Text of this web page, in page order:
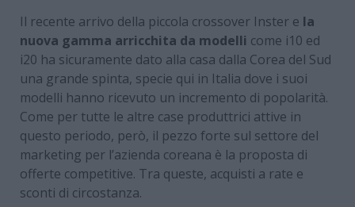
Il recente arrivo della piccola crossover Inster e la
nuova gamma arricchita da modelli come i10 ed
i20 ha sicuramente dato alla casa dalla Corea del Sud
una grande spinta, specie qui in Italia dove i suoi
modelli hanno ricevuto un incremento di popolarità.
Come per tutte le altre case produttrici attive in
questo periodo, però, il pezzo forte sul settore del
marketing per l’azienda coreana è la proposta di
offerte competitive. Tra queste, acquisti a rate e
sconti di circostanza.